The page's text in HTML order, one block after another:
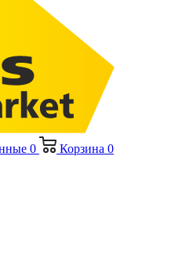
0 Корзина 0